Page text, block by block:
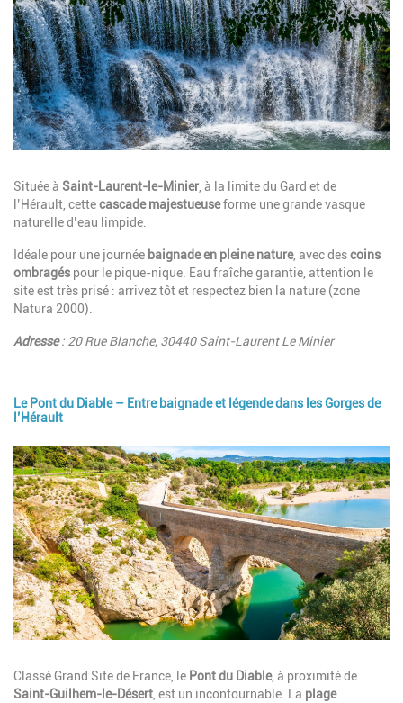
Description
Située à Saint-Laurent-le-Minier, à la limite du Gard et de
l’Hérault, cettecascade majestueuseforme une grande vasque
naturelle d’eau limpide.
Idéale pour une journée baignade en pleine nature, avec descoins
ombragés pour le pique-nique. Eau fraîche garantie, attention le
site est très prisé : arrivez tôt et respectez bien la nature (zone
Natura 2000).
Adresse: 20 Rue Blanche, 30440 Saint-Laurent Le Minier
Le Pont du Diable – Entre baignade et légende dans les Gorges de
l’Hérault
Image
Description
Classé Grand Site de France, le Pont du Diable, à proximité de
Saint-Guilhem-le-Désert , est un incontournable. La plage